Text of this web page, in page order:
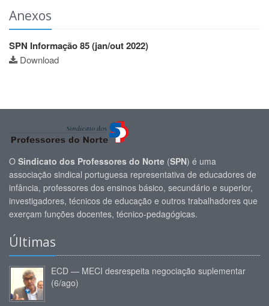
Anexos
SPN Informação 85 (jan/out 2022)
Download
O Sindicato dos Professores do Norte (SPN) é uma
associação sindical portuguesa representativa de educadores de
infância, professores dos ensinos básico, secundário e superior,
investigadores, técnicos de educação e outros trabalhadores que
exerçam funções docentes, técnico-pedagógicas.
Últimas
ECD — MECI desrespeita negociação suplementar
(6/ago)